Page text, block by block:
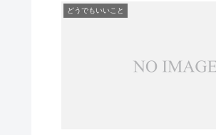
どうでもいいこと